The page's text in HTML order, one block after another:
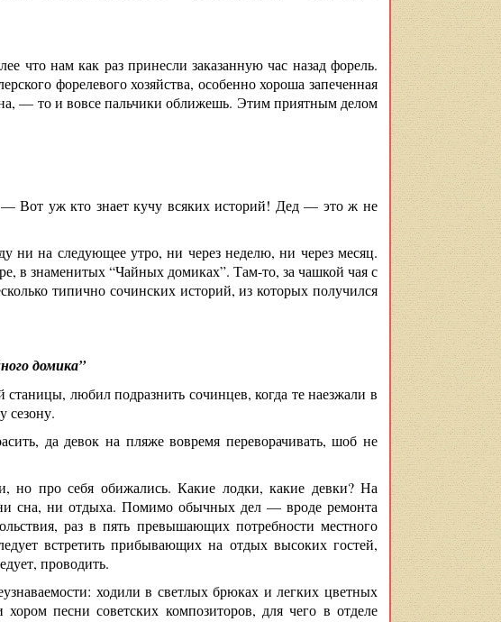
что нам как раз принесли заказанную час назад форель.
форелевого хозяйства, особенно хороша запеченная
— то и вовсе пальчики оближешь. Этим приятным делом
Вот уж кто знает кучу всяких историй! Дед — это ж не
ни на следующее утро, ни через неделю, ни через месяц.
в знаменитых “Чайных домиках”. Там-то, за чашкой чая с
типично сочинских историй, из которых получился
домика”
любил подразнить сочинцев, когда те наезжали в
сезону.
да девок на пляже вовремя переворачивать, шоб не
но про себя обижались. Какие лодки, какие девки? На
сна, ни отдыха. Помимо обычных дел — вроде ремонта
раз в пять превышающих потребности местного
встретить прибывающих на отдых высоких гостей,
проводить.
ходили в светлых брюках и легких цветных
песни советских композиторов, для чего в отделе